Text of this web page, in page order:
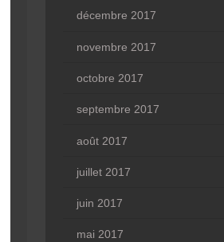
décembre 2017
novembre 2017
octobre 2017
septembre 2017
août 2017
juillet 2017
juin 2017
mai 2017